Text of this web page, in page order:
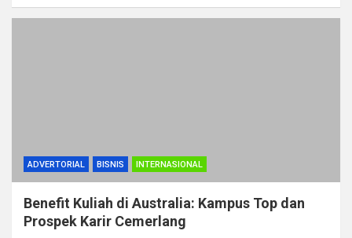
ADVERTORIAL BISNIS INTERNASIONAL
Benefit Kuliah di Australia: Kampus Top dan
Prospek Karir Cemerlang